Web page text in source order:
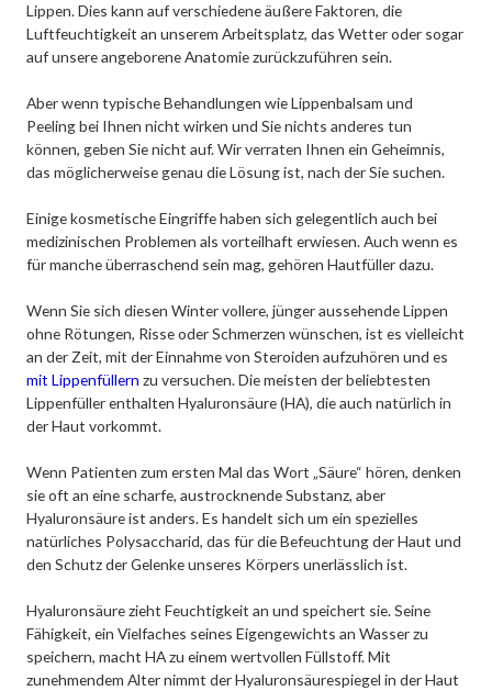
Lippen. Dies kann auf verschiedene äußere Faktoren, die
Luftfeuchtigkeit an unserem Arbeitsplatz, das Wetter oder sogar
auf unsere angeborene Anatomie zurückzuführen sein.
Aber wenn typische Behandlungen wie Lippenbalsam und
Peeling bei Ihnen nicht wirken und Sie nichts anderes tun
können, geben Sie nicht auf. Wir verraten Ihnen ein Geheimnis,
das möglicherweise genau die Lösung ist, nach der Sie suchen.
Einige kosmetische Eingriffe haben sich gelegentlich auch bei
medizinischen Problemen als vorteilhaft erwiesen. Auch wenn es
für manche überraschend sein mag, gehören Hautfüller dazu.
Wenn Sie sich diesen Winter vollere, jünger aussehende Lippen
ohne Rötungen, Risse oder Schmerzen wünschen, ist es vielleicht
an der Zeit, mit der Einnahme von Steroiden aufzuhören und es
mit Lippenfüllern zu versuchen. Die meisten der beliebtesten
Lippenfüller enthalten Hyaluronsäure (HA), die auch natürlich in
der Haut vorkommt.
Wenn Patienten zum ersten Mal das Wort „Säure“ hören, denken
sie oft an eine scharfe, austrocknende Substanz, aber
Hyaluronsäure ist anders. Es handelt sich um ein spezielles
natürliches Polysaccharid, das für die Befeuchtung der Haut und
den Schutz der Gelenke unseres Körpers unerlässlich ist.
Hyaluronsäure zieht Feuchtigkeit an und speichert sie. Seine
Fähigkeit, ein Vielfaches seines Eigengewichts an Wasser zu
speichern, macht HA zu einem wertvollen Füllstoff. Mit
zunehmendem Alter nimmt der Hyaluronsäurespiegel in der Haut